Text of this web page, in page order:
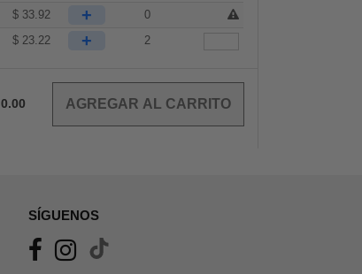
$ 33.92 +
0
$ 23.22 + 2
0.00
SÍGUENOS